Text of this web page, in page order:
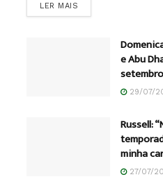
LER MAIS
e Abu
setembro
29/07/
Russell:
minha
27/07/